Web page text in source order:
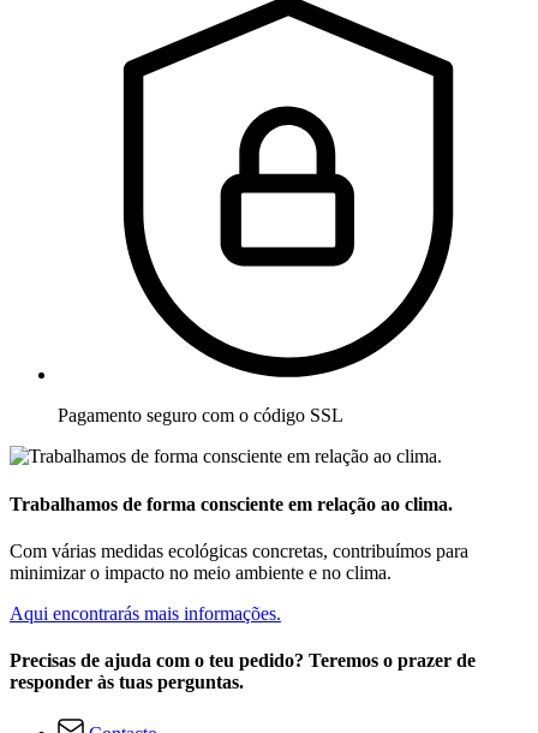
Pagamento seguro com o código SSL
Trabalhamos de forma consciente em relação ao clima.
Com várias medidas ecológicas concretas, contribuímos para
minimizar o impacto no meio ambiente e no clima.
Aqui encontrarás mais informações.
Precisas de ajuda com o teu pedido? Teremos o prazer de
responder às tuas perguntas.